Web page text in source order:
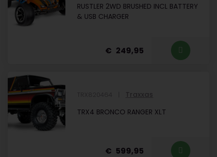
RUSTLER 2WD BRUSHED INCL BATTERY
& USB CHARGER
249,95
TRX820464
Traxxas
TRX4 BRONCO RANGER XLT
599,95